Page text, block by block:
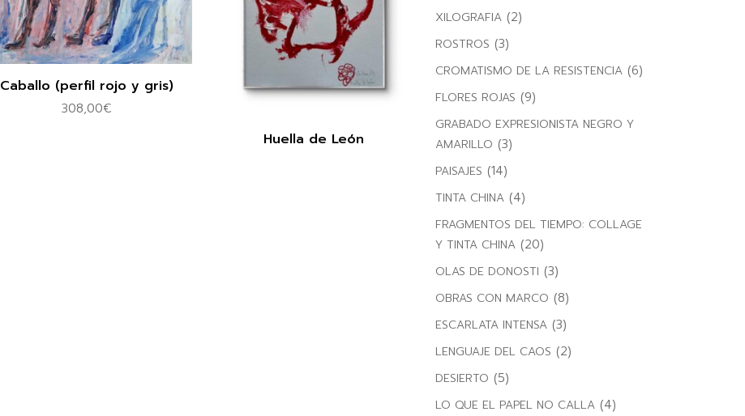
Caballo (perfil rojo y gris)
308,00€
Huella de León
XILOGRAFIA (2)
ROSTROS (3)
CROMATISMO DE LA RESISTENCIA (6)
FLORES ROJAS (9)
GRABADO EXPRESIONISTA NEGRO Y
AMARILLO (3)
PAISAJES (14)
TINTA CHINA (4)
FRAGMENTOS DEL TIEMPO: COLLAGE
Y TINTA CHINA (20)
OLAS DE DONOSTI (3)
OBRAS CON MARCO (8)
ESCARLATA INTENSA (3)
LENGUAJE DEL CAOS (2)
DESIERTO (5)
LO QUE EL PAPEL NO CALLA (4)